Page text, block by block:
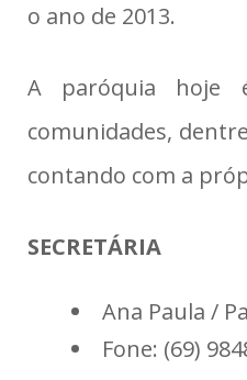
o ano de 2013.
A paróquia hoje
comunidades,
contando com a
SECRETÁRIA
Ana Paula /
Fone: (69)